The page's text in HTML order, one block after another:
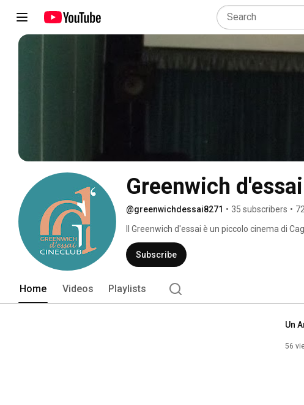
Greenwich d'essai
@greenwichdessai8271 • 35 subscribers •
Il Greenwich d'essai è un piccolo cinema di
Subscribe
Home Videos Playlists
Un
56